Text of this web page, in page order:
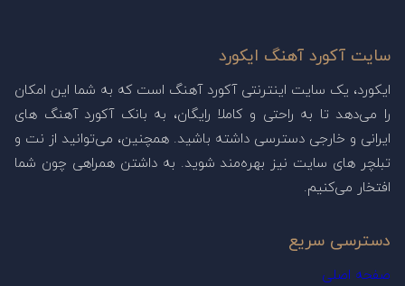
سایت آکورد آهنگ ایکورد
ایکورد، یک سایت اینترنتی آکورد آهنگ است که به شما این امکان
را می‌دهد تا به راحتی و کاملا رایگان، به بانک آکورد آهنگ های
ایرانی و خارجی دسترسی داشته باشید. همچنین، می‌توانید از نت و
تبلچر های سایت نیز بهره‌مند شوید. به داشتن همراهی چون شما
افتخار می‌کنیم.
دسترسی سریع
صفحه اصلی